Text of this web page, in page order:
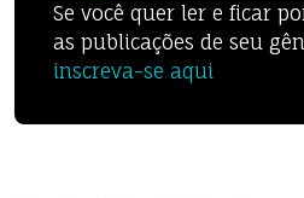
Se você quer ler e ficar
as publicações de seu
inscreva-se aqui